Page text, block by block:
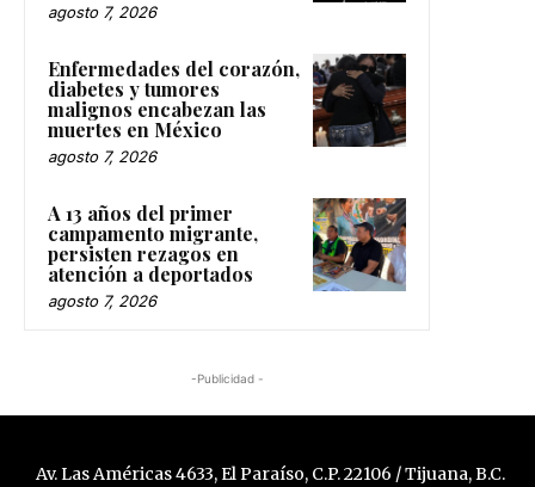
agosto 7, 2026
Enfermedades del corazón,
diabetes y tumores
malignos encabezan las
muertes en México
agosto 7, 2026
A 13 años del primer
campamento migrante,
persisten rezagos en
atención a deportados
agosto 7, 2026
-Publicidad -
Av. Las Américas 4633, El Paraíso, C.P. 22106 / Tijuana, B.C.